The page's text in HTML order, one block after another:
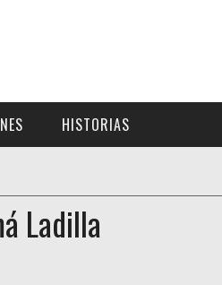
HISTORIAS
Ladilla